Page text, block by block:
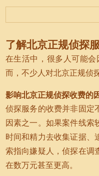
了解北京正规侦探
在生活中，很多人可能
而，不少人对北京正规侦
影响北京正规侦探收费的
侦探服务的收费并非固定
因素之一。如果案件线索
时间和精力去收集证据、
索指向嫌疑人，侦探在调
在数万元甚至更高。